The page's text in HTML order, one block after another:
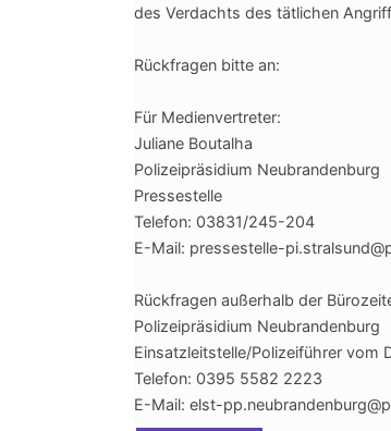
des Verdachts des tätlichen
Rückfragen bitte an:
Für Medienvertreter:
Juliane Boutalha
Polizeipräsidium Neubrandenburg
Pressestelle
Telefon: 03831/245-204
E-Mail: pressestelle-
Rückfragen außerhalb der
Polizeipräsidium Neubrandenburg
Einsatzleitstelle/Polizeiführer vom
Telefon: 0395 5582 2223
E-Mail: elst-